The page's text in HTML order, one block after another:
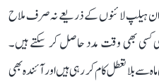
ان ہیلپ لائنوں کے ذریعے نہ صرف ملاح
کسی بھی وقت مدد حاصل کر سکتے ہیں۔
سے بلا تعطل کام کر رہی ہیں اور آئندہ بھی